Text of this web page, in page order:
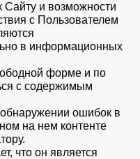
Сайту и возможности
с Пользователем
в информационных
форме и по
с содержимым
ошибок в
на нем контенте
что он является